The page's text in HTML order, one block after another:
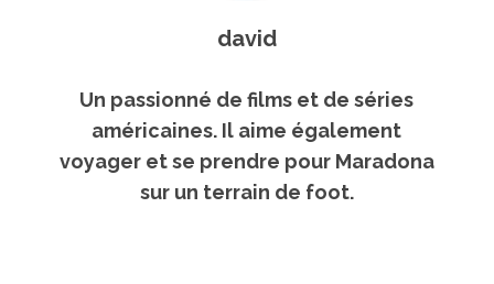
david
Un passionné de films et de séries
américaines. Il aime également
voyager et se prendre pour Maradona
sur un terrain de foot.